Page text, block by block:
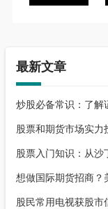
最新文章
炒股必备常识：了解
股票和期货市场实
股票入门知识：从沙
想做国际期货招商？
股民常用电视获股市